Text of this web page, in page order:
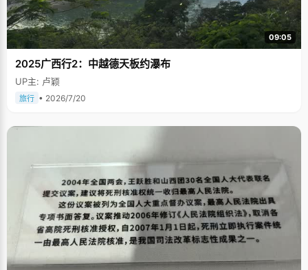
09:05
2025广西行2：中越德天板约瀑布
UP主: 卢颖
旅行 • 2026/7/20